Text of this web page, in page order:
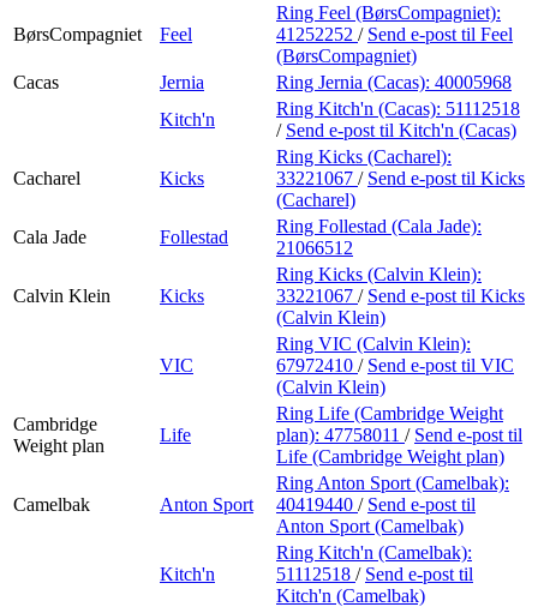
BørsCompagniet Feel
Ring Feel (BørsCompagniet):
41252252 / Send e-post til Feel
(BørsCompagniet)
Cacas
Jernia Ring Jernia (Cacas): 40005968
Kitch'n
Ring Kitch'n (Cacas): 51112518
/ Send e-post til Kitch'n (Cacas)
Cacharel Kicks
Ring Kicks (Cacharel):
33221067 / Send e-post til Kicks
(Cacharel)
Cala Jade
Follestad
Ring Follestad (Cala Jade):
21066512
Calvin Klein Kicks
Ring Kicks (Calvin Klein):
33221067 / Send e-post til Kicks
(Calvin Klein)
VIC
Ring VIC (Calvin Klein):
67972410 / Send e-post til VIC
(Calvin Klein)
Cambridge
Weight plan
Life
Ring Life (Cambridge Weight
plan): 47758011 / Send e-post til
Life (Cambridge Weight plan)
Camelbak Anton Sport
Ring Anton Sport (Camelbak):
40419440 / Send e-post til
Anton Sport (Camelbak)
Kitch'n
Ring Kitch'n (Camelbak):
51112518 / Send e-post til
Kitch'n (Camelbak)